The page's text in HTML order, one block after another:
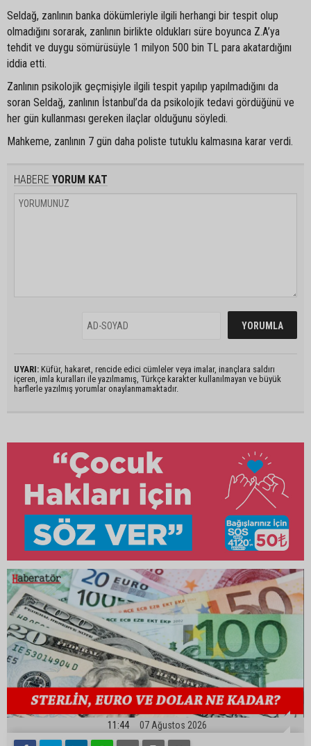
Seldağ, zanlının banka dökümleriyle ilgili herhangi bir tespit olup
olmadığını sorarak, zanlının birlikte oldukları süre boyunca Z.A’ya
tehdit ve duygu sömürüsüyle 1 milyon 500 bin TL para akatardığını
iddia etti.
Zanlının psikolojik geçmişiyle ilgili tespit yapılıp yapılmadığını da
soran Seldağ, zanlının İstanbul’da da psikolojik tedavi gördüğünü ve
her gün kullanması gereken ilaçlar olduğunu söyledi.
Mahkeme, zanlının 7 gün daha poliste tutuklu kalmasına karar verdi.
HABERE YORUM KAT
UYARI: Küfür, hakaret, rencide edici cümleler veya imalar, inançlara saldırı
içeren, imla kuralları ile yazılmamış, Türkçe karakter kullanılmayan ve büyük
harflerle yazılmış yorumlar onaylanmamaktadır.
11:44 07 Ağustos 2026